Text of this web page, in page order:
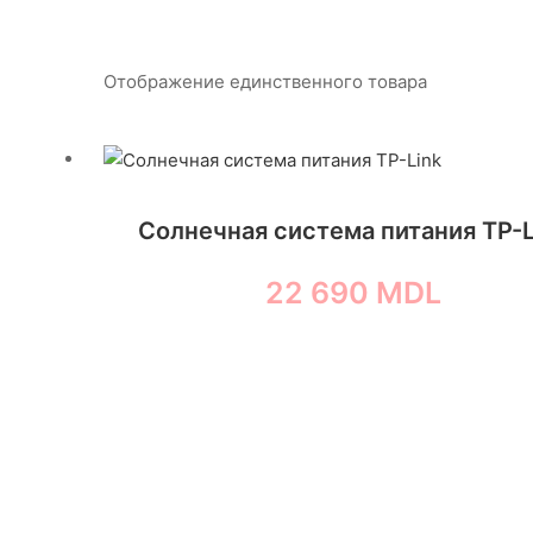
Отображение единственного товара
Солнечная система питания TP-
22 690 MDL